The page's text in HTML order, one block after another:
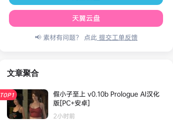
天翼云盘
📢 素材有问题？ 点此提交工单反馈
文章聚合
TOP1
假小子至上 v0.10b Prologue AI汉化
版[PC+安卓]
2小时前